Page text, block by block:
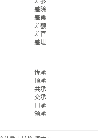
差参
差除
差第
差额
差官
差堪
传承
顶承
共承
交承
口承
领承